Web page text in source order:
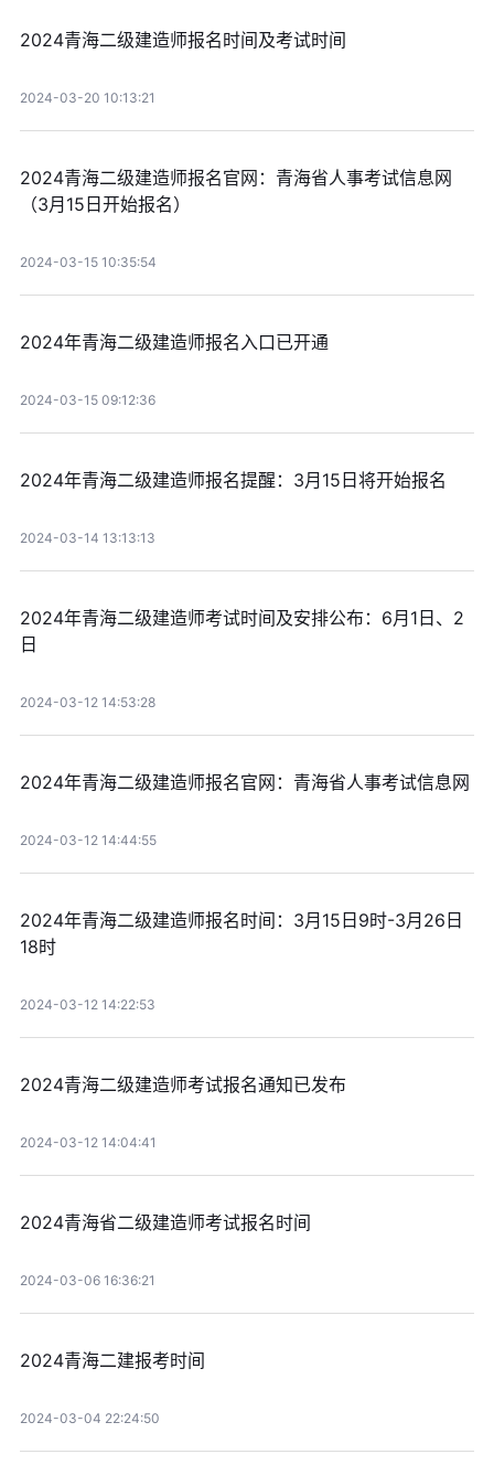
2024青海二级建造师报名时间及考试时间
2024-03-20 10:13:21
2024青海二级建造师报名官网：青海省人事考试信息网
（3月15日开始报名）
2024-03-15 10:35:54
2024年青海二级建造师报名入口已开通
2024-03-15 09:12:36
2024年青海二级建造师报名提醒：3月15日将开始报名
2024-03-14 13:13:13
2024年青海二级建造师考试时间及安排公布：6月1日、2
日
2024-03-12 14:53:28
2024年青海二级建造师报名官网：青海省人事考试信息网
2024-03-12 14:44:55
2024年青海二级建造师报名时间：3月15日9时-3月26日
18时
2024-03-12 14:22:53
2024青海二级建造师考试报名通知已发布
2024-03-12 14:04:41
2024青海省二级建造师考试报名时间
2024-03-06 16:36:21
2024青海二建报考时间
2024-03-04 22:24:50